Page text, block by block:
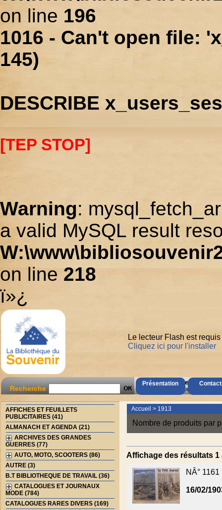
on line 196
1016 - Can't open file:
145)
DESCRIBE
[TEP STOP]
Warning:
a valid MySQL result
on line 218
ï»¿
Présentation
Le lecteur Flash est
Cliquez ici pour l'installer
Recherche
AccÃ¨s Client
Mot de passe oubliÃ© ?
AFFICHES ET FEUILLETS
PUBLICITAIRES (41)
ALMANACH ET AGENDA (21)
ARCHIVES DES GRANDES
GUERRES (77)
AUTO, MOTO, SCOOTERS (86)
AUTRE (3)
B.T BIBLIOTHEQUE DE TRAVAIL (36)
CATALOGUES ET JOURNAUX
MODE (784)
CATALOGUES RARES DIVERS (169)
Accueil > 1913
Nombre de produits par
Affichage des résultats 1
NÂ° 1161
16/02/